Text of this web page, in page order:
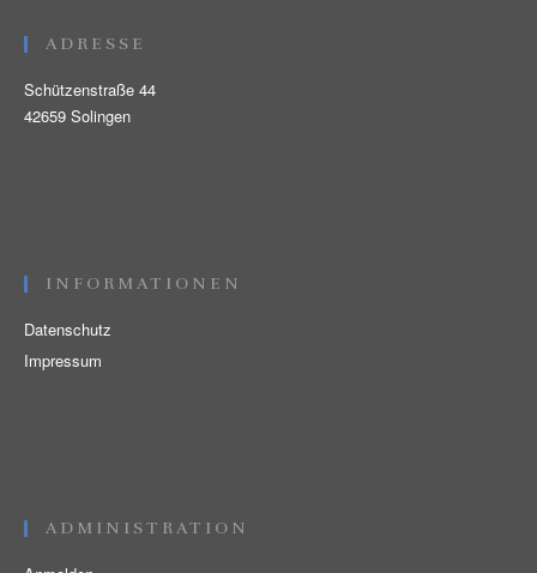
ADRESSE
Schützenstraße 44
42659 Solingen
INFORMATIONEN
Datenschutz
Impressum
ADMINISTRATION